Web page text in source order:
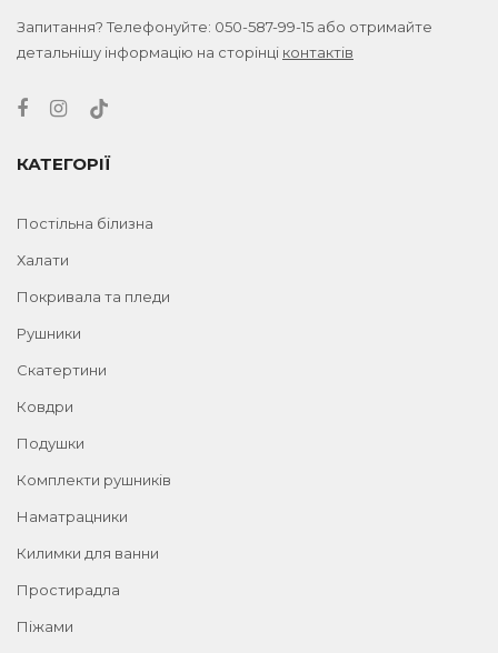
Запитання? Телефонуйте: 050-587-99-15 або отримайте
детальнішу інформацію на сторінці контактів
КАТЕГОРІЇ
Постільна білизна
Халати
Покривала та пледи
Рушники
Скатертини
Ковдри
Подушки
Комплекти рушників
Наматрацники
Килимки для ванни
Простирадла
Піжами